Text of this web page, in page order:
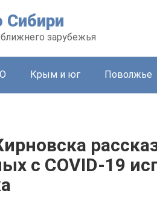
Сибири
зарубежья
Крым и юг Поволжье
с COVID-19